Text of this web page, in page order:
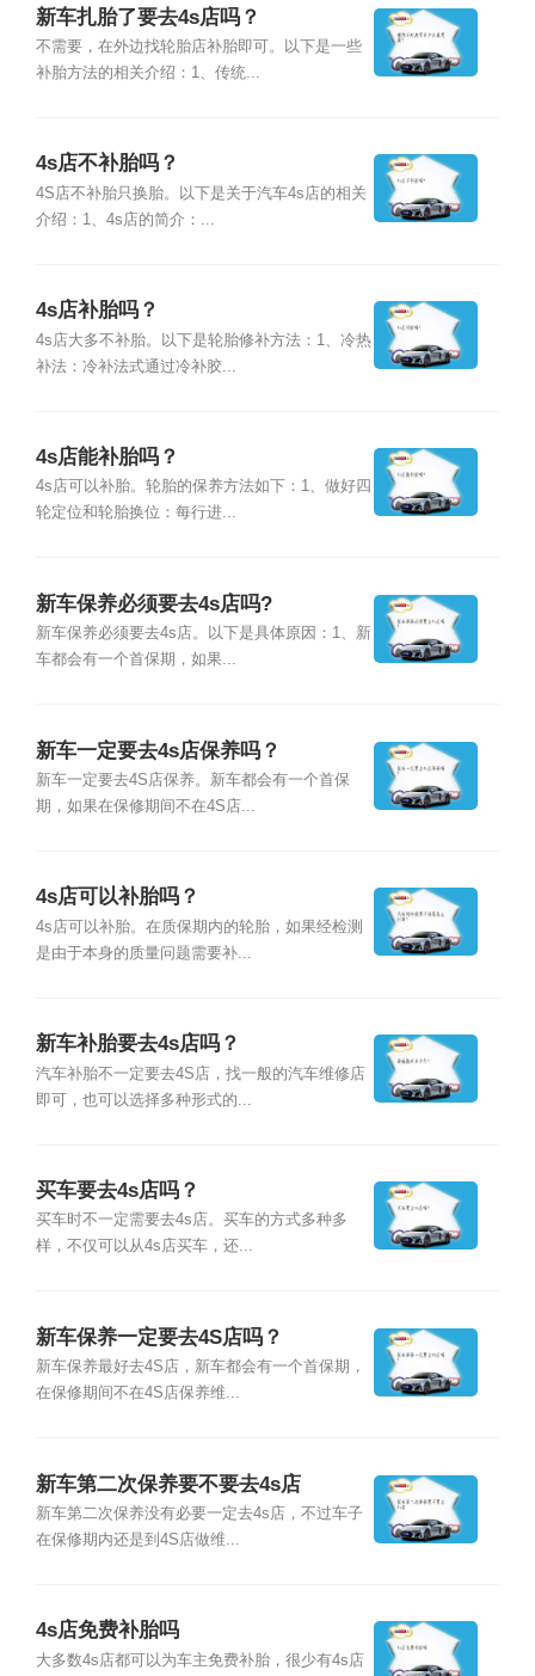
新车扎胎了要去4s店吗？
不需要，在外边找轮胎店补胎即可。以下是一些
补胎方法的相关介绍：1、传统...
4s店不补胎吗？
4S店不补胎只换胎。以下是关于汽车4s店的相关
介绍：1、4s店的简介：...
4s店补胎吗？
4s店大多不补胎。以下是轮胎修补方法：1、冷热
补法：冷补法式通过冷补胶...
4s店能补胎吗？
4s店可以补胎。轮胎的保养方法如下：1、做好四
轮定位和轮胎换位：每行进...
新车保养必须要去4s店吗?
新车保养必须要去4s店。以下是具体原因：1、新
车都会有一个首保期，如果...
新车一定要去4s店保养吗？
新车一定要去4S店保养。新车都会有一个首保
期，如果在保修期间不在4S店...
4s店可以补胎吗？
4s店可以补胎。在质保期内的轮胎，如果经检测
是由于本身的质量问题需要补...
新车补胎要去4s店吗？
汽车补胎不一定要去4S店，找一般的汽车维修店
即可，也可以选择多种形式的...
买车要去4s店吗？
买车时不一定需要去4s店。买车的方式多种多
样，不仅可以从4s店买车，还...
新车保养一定要去4S店吗？
新车保养最好去4S店，新车都会有一个首保期，
在保修期间不在4S店保养维...
新车第二次保养要不要去4s店
新车第二次保养没有必要一定去4s店，不过车子
在保修期内还是到4S店做维...
4s店免费补胎吗
大多数4s店都可以为车主免费补胎，很少有4s店